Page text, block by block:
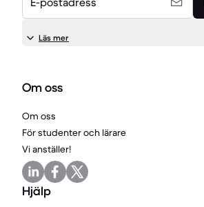
Läs mer
Om oss
Om oss
För studenter och lärare
Vi anställer!
Hjälp